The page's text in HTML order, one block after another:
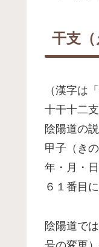
干支
（漢字は
十干十二支
陰陽道の
甲子（き
年・月・
６１番目
陰陽道で